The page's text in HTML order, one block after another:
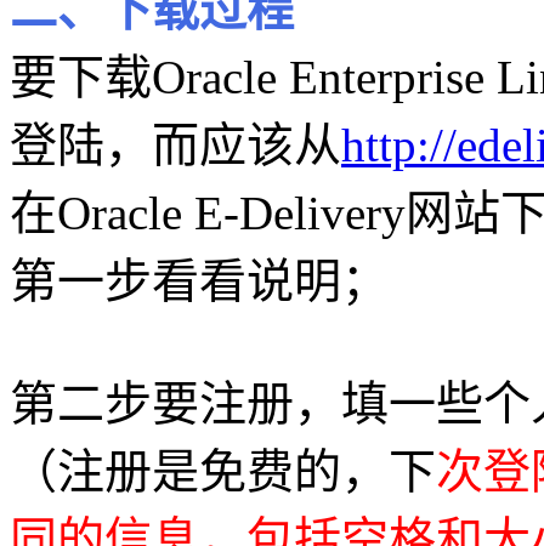
要下载Oracle Enterprise
登陆，而应该从http://
在Oracle E-Delivery网站
第一步看看说明；
第二步要注册，填一些
（注册是免费的，下次登